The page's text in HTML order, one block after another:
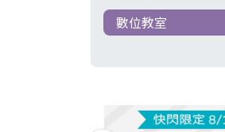
數位教室